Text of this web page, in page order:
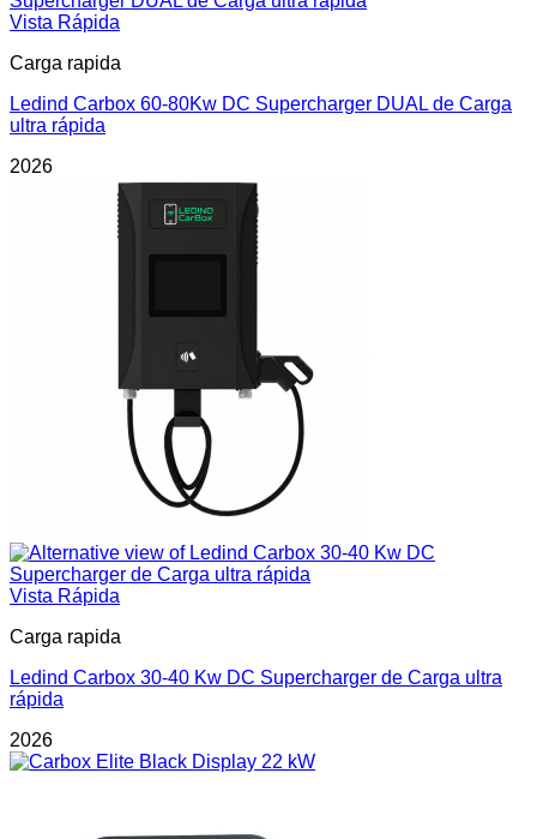
Vista Rápida
Carga rapida
Ledind Carbox 60-80Kw DC Supercharger DUAL de Carga
ultra rápida
2026
Vista Rápida
Carga rapida
Ledind Carbox 30-40 Kw DC Supercharger de Carga ultra
rápida
2026